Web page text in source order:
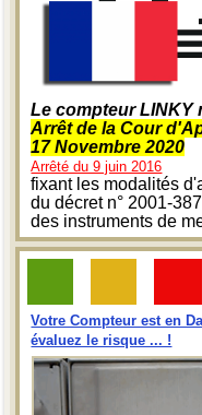
Le compteur LINKY
Arrêt de la Cour
17 Novembre 2020
Arrêté du 9 juin 2016
fixant les modalités
du décret n° 2001-
des instruments de
Votre Compteur est en
évaluez le risque ... !